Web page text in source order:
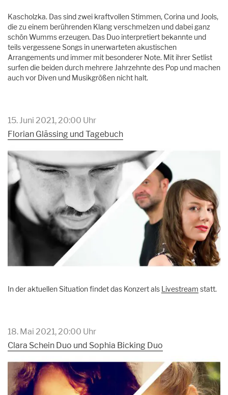
Kascholzka. Das sind zwei kraftvollen Stimmen, Corina und Jools,
die zu einem berührenden Klang verschmelzen und dabei ganz
schön Wumms erzeugen. Das Duo interpretiert bekannte und
teils vergessene Songs in unerwarteten akustischen
Arrangements und immer mit besonderer Note. Mit ihrer Setlist
surfen die beiden durch mehrere Jahrzehnte des Pop und machen
auch vor Diven und Musikgrößen nicht halt.
15. Juni 2021, 20:00 Uhr
Florian Glässing und Tagebuch
In der aktuellen Situation findet das Konzert als Livestream statt.
18. Mai 2021, 20:00 Uhr
Clara Schein Duo und Sophia Bicking Duo